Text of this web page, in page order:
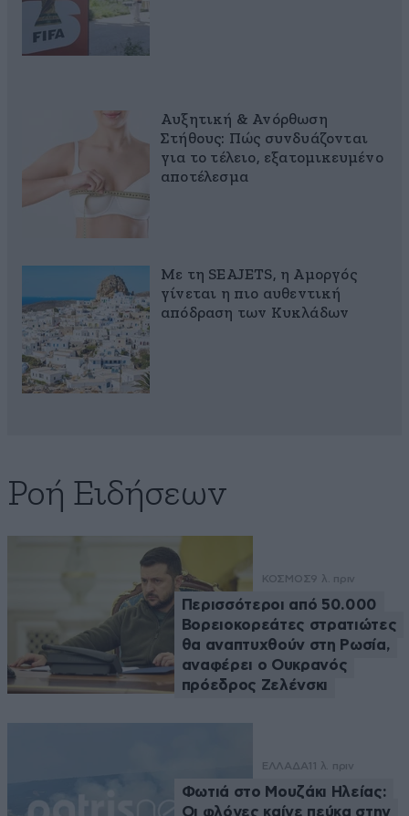
Αυξητική & Ανόρθωση
Στήθους: Πώς συνδυάζονται
για το τέλειο, εξατομικευμένο
αποτέλεσμα
Με τη SEAJETS, η Αμοργός
γίνεται η πιο αυθεντική
απόδραση των Κυκλάδων
Ροή Ειδήσεων
ΚΟΣΜΟΣ9 λ. πριν
Περισσότεροι από 50.000
Βορειοκορεάτες στρατιώτες
θα αναπτυχθούν στη Ρωσία,
αναφέρει ο Ουκρανός
πρόεδρος Ζελένσκι
ΕΛΛΑΔΑ 11 λ. πριν
Φωτιά στο Μουζάκι Ηλείας:
Οι φλόγες καίνε πεύκα στην